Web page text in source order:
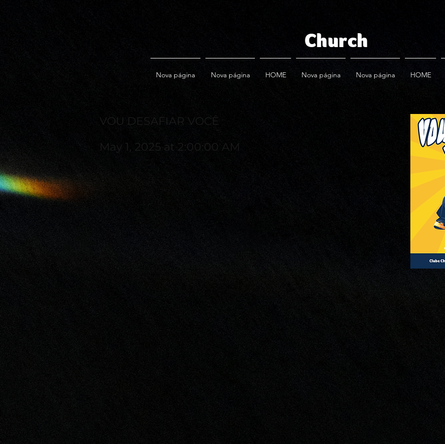
Church
Nova página Nova página HOME Nova página Nova página HOME
VOU DESAFIAR VOCÊ
May 1, 2025 at 2:00:00 AM